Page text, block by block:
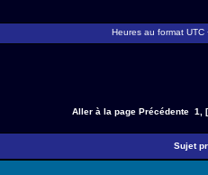
Heures au format UTC
Aller à la page Précédente 1
Sujet